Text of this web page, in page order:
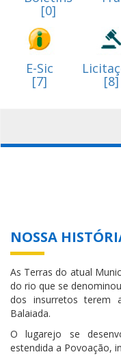
[0]
E-Sic
[7] [8]
NOSSA
As Terras do atual
do rio que se
dos insurretos terem
Balaiada.
O lugarejo se
estendida a Povoação,